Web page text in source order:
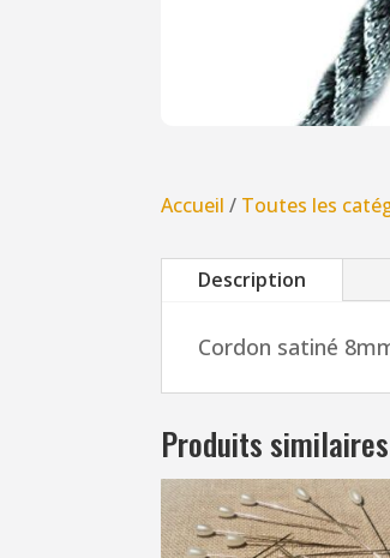
Accueil / Toutes les
Description
Cordon satiné
Produits similaires